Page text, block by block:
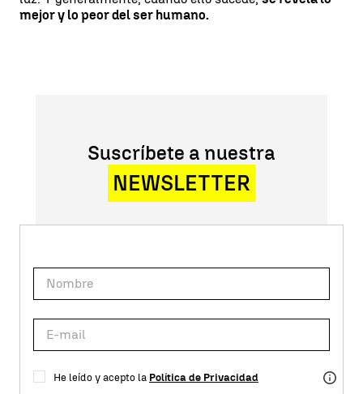
mejor y lo peor del ser humano.
Suscríbete a nuestra
NEWSLETTER
He leído y acepto la Política de Privacidad